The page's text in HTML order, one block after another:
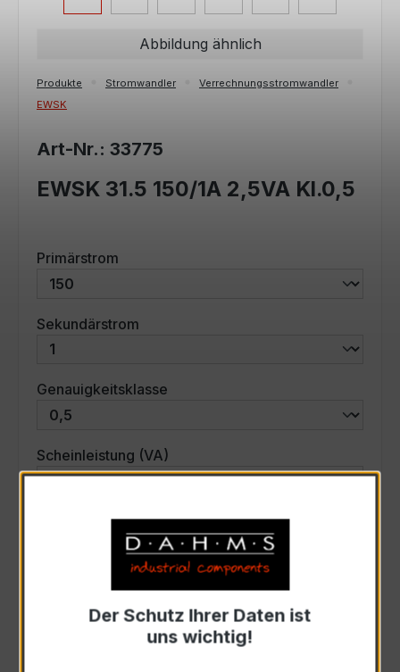
Abbildung ähnlich
Produkte Stromwandler
Verrechnungsstromwandler
EWSK
Art-Nr.: 33775
EWSK 31.5 150/1A 2,5VA Kl.0,5
Primärstrom
Sekundärstrom
Genauigkeitsklasse
Scheinleistung (VA)
Anfrage schriftlich
Der Schutz Ihrer Daten ist
uns wichtig!